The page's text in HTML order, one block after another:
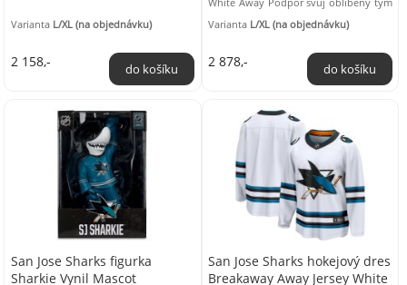
Varianta L/XL (na objednávku)
2 158,-
profesionální ...
Varianta L/XL (na objednávku)
2 878,-
San Jose Sharks figurka
Sharkie Vynil Mascot
San Jose Sharks hokejový dres
Breakaway Away Jersey White